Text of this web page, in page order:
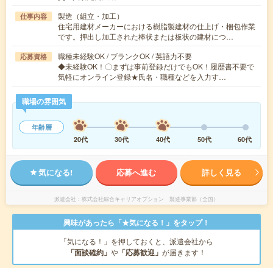
仕事内容
製造（組立・加工）
住宅用建材メーカーにおける樹脂製建材の仕上げ・梱包作業
です。押出し加工された棒状または板状の建材につ…
応募資格
職種未経験OK / ブランクOK / 英語力不要
◆未経験OK！〇まずは事前登録だけでもOK！履歴書不要で
気軽にオンライン登録★氏名・職種などを入力す…
職場の雰囲気
年齢層
20代
30代 40代 50代 60代
気になる! 応募へ進む 詳しく見る
派遣会社 株式会社綜合キャリアオプション 製造事業部（全国）
興味があったら「★気になる！」をタップ！
「気になる！」を押しておくと、派遣会社から
「面談確約」 や 「応募歓迎」 が届きます！